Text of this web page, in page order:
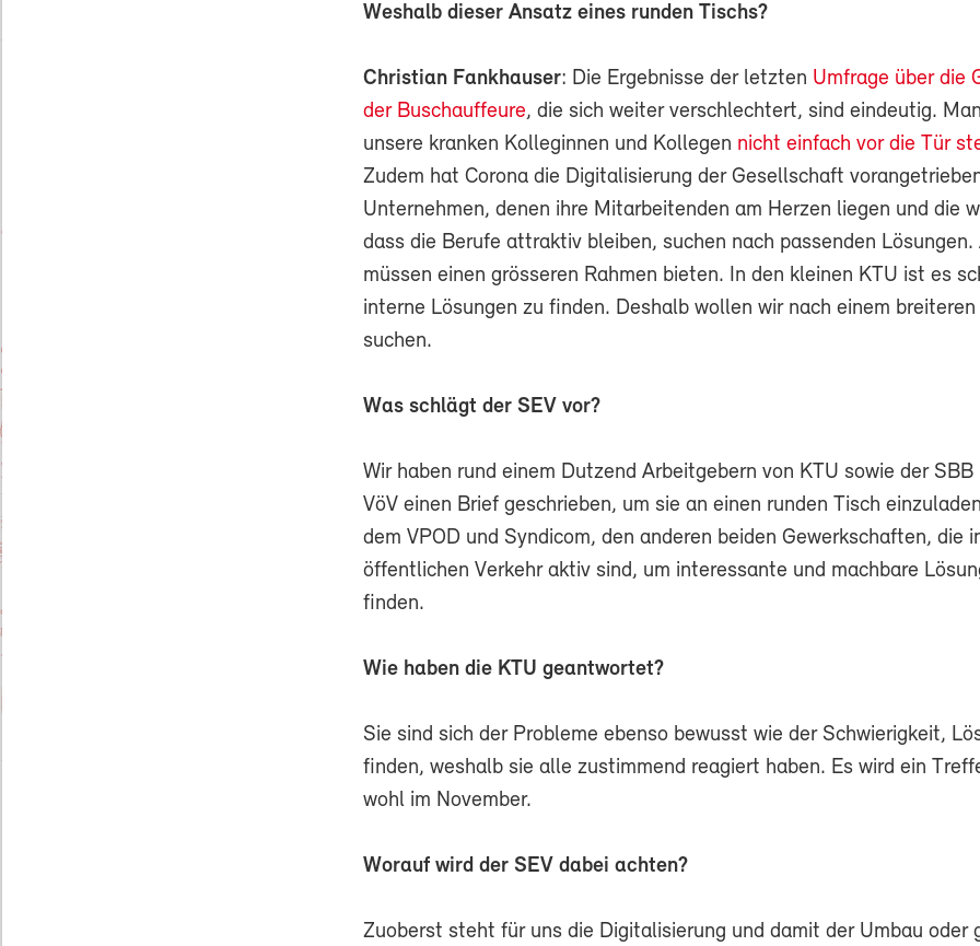
Weshalb dieser Ansatz eines runden Tischs?
Christian Fankhauser: Die Ergebnisse der letzten Umfrage über die
der Buschauffeure, die sich weiter verschlechtert, sind eindeutig.
unsere kranken Kolleginnen und Kollegen nicht einfach vor die Tür
Zudem hat Corona die Digitalisierung der Gesellschaft
Unternehmen, denen ihre Mitarbeitenden am Herzen liegen und die
dass die Berufe attraktiv bleiben, suchen nach passenden Lösungen.
müssen einen grösseren Rahmen bieten. In den kleinen KTU ist es
interne Lösungen zu finden. Deshalb wollen wir nach einem
suchen.
Was schlägt der SEV vor?
Wir haben rund einem Dutzend Arbeitgebern von KTU sowie der SBB
VöV einen Brief geschrieben, um sie an einen runden Tisch
dem VPOD und Syndicom, den anderen beiden Gewerkschaften, die
öffentlichen Verkehr aktiv sind, um interessante und machbare
finden.
Wie haben die KTU geantwortet?
Sie sind sich der Probleme ebenso bewusst wie der Schwierigkeit,
finden, weshalb sie alle zustimmend reagiert haben. Es wird ein
wohl im November.
Worauf wird der SEV dabei achten?
Zuoberst steht für uns die Digitalisierung und damit der Umbau oder